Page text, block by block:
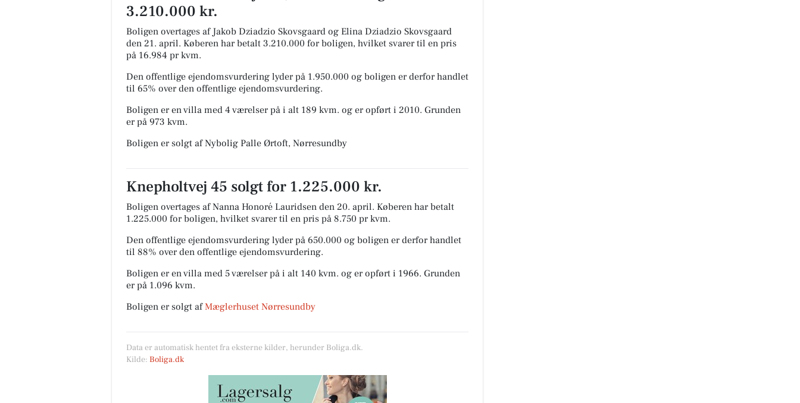
3.210.000 kr.
Boligen overtages af Jakob Dziadzio Skovsgaard og Elina Dziadzio Skovsgaard
den 21. april. Køberen har betalt 3.210.000 for boligen, hvilket svarer til en pris
på 16.984 pr kvm.
Den offentlige ejendomsvurdering lyder på 1.950.000 og boligen er derfor handlet
til 65% over den offentlige ejendomsvurdering.
Boligen er en villa med 4 værelser på i alt 189 kvm. og er opført i 2010. Grunden
er på 973 kvm.
Boligen er solgt af Nybolig Palle Ørtoft, Nørresundby
Knepholtvej 45 solgt for 1.225.000 kr.
Boligen overtages af Nanna Honoré Lauridsen den 20. april. Køberen har betalt
1.225.000 for boligen, hvilket svarer til en pris på 8.750 pr kvm.
Den offentlige ejendomsvurdering lyder på 650.000 og boligen er derfor handlet
til 88% over den offentlige ejendomsvurdering.
Boligen er en villa med 5 værelser på i alt 140 kvm. og er opført i 1966. Grunden
er på 1.096 kvm.
Boligen er solgt afMæglerhuset Nørresundby
Data er automatisk hentet fra eksterne kilder, herunder Boliga.dk.
Kilde: Boliga.dk